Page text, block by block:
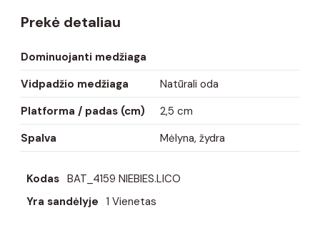
Prekė detaliau
Dominuojanti medžiaga
Vidpadžio medžiaga
Natūrali oda
Platforma / padas (cm)
2,5 cm
Spalva
Mėlyna, žydra
Kodas BAT_4159 NIEBIES.LICO
Yra sandėlyje 1 Vienetas